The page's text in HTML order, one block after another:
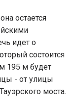
остается
идет о
состоится
195 м будет
- от улицы
моста.